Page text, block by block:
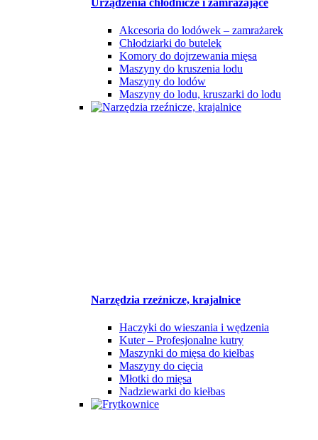
Akcesoria do lodówek – zamrażarek
Chłodziarki do butelek
Komory do dojrzewania mięsa
Maszyny do kruszenia lodu
Maszyny do lodów
Maszyny do lodu, kruszarki do lodu
Narzędzia rzeźnicze, krajalnice
Haczyki do wieszania i wędzenia
Kuter – Profesjonalne kutry
Maszynki do mięsa do kiełbas
Maszyny do cięcia
Młotki do mięsa
Nadziewarki do kiełbas